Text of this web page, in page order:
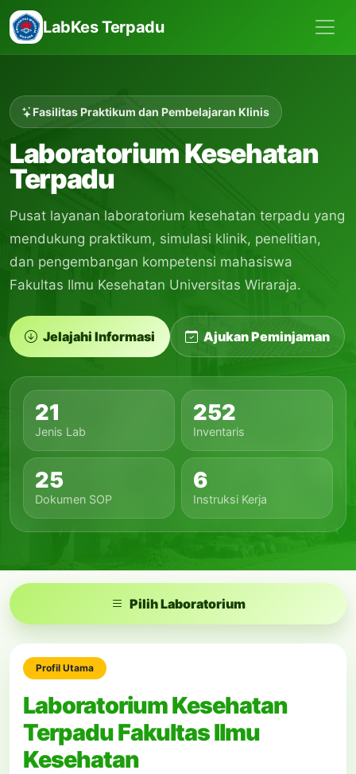
LabKes Terpadu
Fasilitas Praktikum dan Pembelajaran Klinis
Laboratorium Kesehatan
Terpadu
Pusat layanan laboratorium kesehatan terpadu yang
mendukung praktikum, simulasi klinik, penelitian,
dan pengembangan kompetensi mahasiswa
Fakultas Ilmu Kesehatan Universitas Wiraraja.
Jelajahi Informasi Ajukan Peminjaman
21
Jenis Lab
252
Inventaris
25
Dokumen SOP
6
Instruksi Kerja
Pilih Laboratorium
Profil Utama
Laboratorium Kesehatan
Terpadu Fakultas Ilmu
Kesehatan